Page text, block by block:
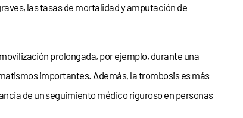
las tasas de mortalidad y amputación de
prolongada, por ejemplo, durante una
importantes. Además, la trombosis es más
de un seguimiento médico riguroso en personas